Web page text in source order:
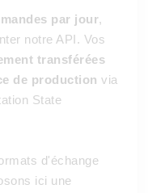
par jour,
notre API. Vos
transférées
de production via
State
d'échange
ici une